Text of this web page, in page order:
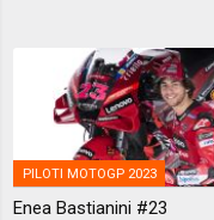
PILOTI MOTOGP 2023
Enea Bastianini #23